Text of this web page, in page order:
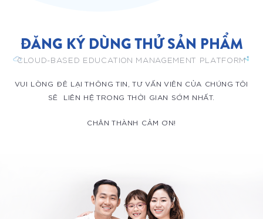
ĐĂNG KÝ DÙNG THỬ SẢN PHẨM
CLOUD-BASED EDUCATION MANAGEMENT PLATFORM
VUI LÒNG ĐÊ LẠI THÔNG TIN, TƯ VẤN VIÊN CỦA CHÚNG TÔI
SẼ LIÊN HỆ TRONG THỜI GIAN SỚM NHẤT.
CHÂN THÀNH CẢM ƠN!